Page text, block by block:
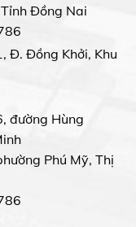
Đồng Nai
Đ. Đồng Khởi, Khu
đường Hùng
Phú Mỹ, Thị